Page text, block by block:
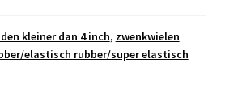
kleiner dan 4 inch, zwenkwielen
elastisch rubber/super elastisch